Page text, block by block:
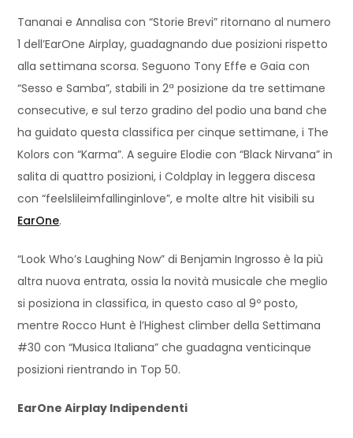
Tananai e Annalisa con “Storie Brevi” ritornano al numero
1 dell’EarOne Airplay, guadagnando due posizioni rispetto
alla settimana scorsa. Seguono Tony Effe e Gaia con
“Sesso e Samba”, stabili in 2ª posizione da tre settimane
consecutive, e sul terzo gradino del podio una band che
ha guidato questa classifica per cinque settimane, i The
Kolors con “Karma”. A seguire Elodie con “Black Nirvana” in
salita di quattro posizioni, i Coldplay in leggera discesa
con “feelslileimfallinginlove”, e molte altre hit visibili su
EarOne.
“Look Who’s Laughing Now” di Benjamin Ingrosso è la più
altra nuova entrata, ossia la novità musicale che meglio
si posiziona in classifica, in questo caso al 9º posto,
mentre Rocco Hunt è l’Highest climber della Settimana
#30 con “Musica Italiana” che guadagna venticinque
posizioni rientrando in Top 50.
EarOne Airplay Indipendenti